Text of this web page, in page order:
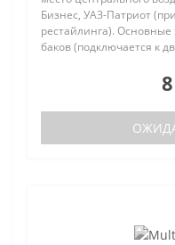
Бизнес, УАЗ-Патриот
рестайлинга). Основные
баков (подключается к